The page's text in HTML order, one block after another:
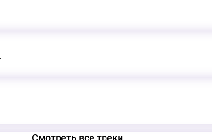
Смотреть все треки